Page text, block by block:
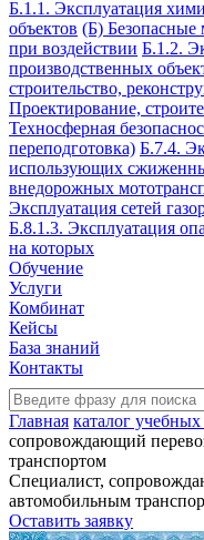
Б.1.1. Эксплуатация
объектов (Б)
при воздействии Б.1.2.
производственных
строительство,
Проектирование,
Техносферная
переподготовка) Б.7.4.
использующих
внедорожных
Эксплуатация сетей
Б.8.1.3. Эксплуатация
на которых
Обучение
Услуги
Комбинат
Кейсы
База знаний
Контакты
Главная каталог
сопровождающий
транспортом
Специалист,
автомобильным
Оставить заявку